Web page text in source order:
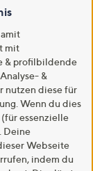
mit
& profilbildende
&
nutzen diese für
Wenn du dies
essenzielle
Deine
Webseite
indem du